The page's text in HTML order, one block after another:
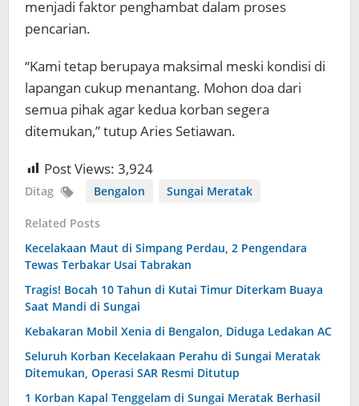
menjadi faktor penghambat dalam proses
pencarian.
“Kami tetap berupaya maksimal meski kondisi di
lapangan cukup menantang. Mohon doa dari
semua pihak agar kedua korban segera
ditemukan,” tutup Aries Setiawan.
Post Views: 3,924
Ditag Bengalon Sungai Meratak
Related Posts
Kecelakaan Maut di Simpang Perdau, 2 Pengendara
Tewas Terbakar Usai Tabrakan
Tragis! Bocah 10 Tahun di Kutai Timur Diterkam Buaya
Saat Mandi di Sungai
Kebakaran Mobil Xenia di Bengalon, Diduga Ledakan AC
Seluruh Korban Kecelakaan Perahu di Sungai Meratak
Ditemukan, Operasi SAR Resmi Ditutup
1 Korban Kapal Tenggelam di Sungai Meratak Berhasil